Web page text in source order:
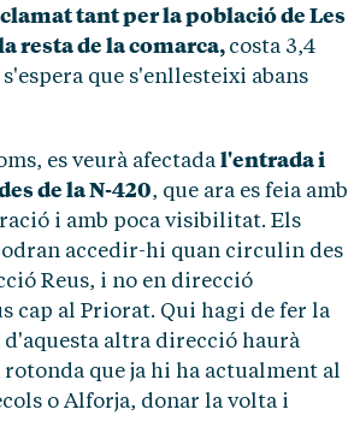
tant per la població de Les
resta de la comarca, costa 3,4
que s'enllesteixi abans
es veurà afectada l'entrada i
de la N-420, que ara es feia amb
i amb poca visibilitat. Els
accedir-hi quan circulin des
Reus, i no en direcció
cap al Priorat. Qui hagi de fer la
altra direcció haurà
que ja hi ha actualment al
o Alforja, donar la volta i